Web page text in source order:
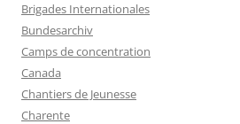
Brigades Internationales
Bundesarchiv
Camps de concentration
Canada
Chantiers de Jeunesse
Charente